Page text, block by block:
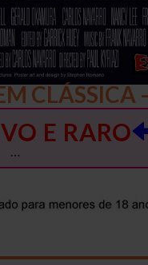
CLÁSSICA
E RARO